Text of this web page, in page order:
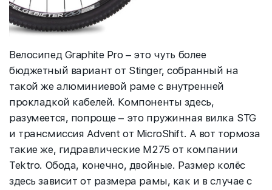
Велосипед Graphite Pro – это чуть более
бюджетный вариант от Stinger, собранный на
такой же алюминиевой раме с внутренней
прокладкой кабелей. Компоненты здесь,
разумеется, попроще – это пружинная вилка STG
и трансмиссия Advent от MicroShift. А вот тормоза
такие же, гидравлические M275 от компании
Tektro. Обода, конечно, двойные. Размер колёс
здесь зависит от размера рамы, как и в случае с